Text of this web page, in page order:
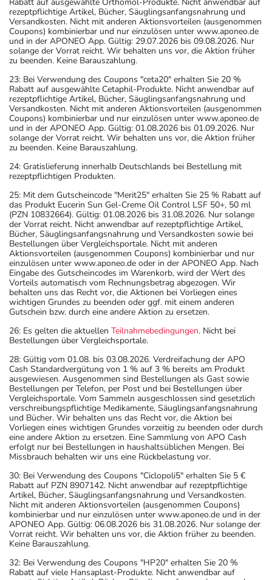
rezeptpflichtige Artikel, Bücher, Säuglingsanfangsnahrung und
Versandkosten. Nicht mit anderen Aktionsvorteilen (ausgenommen
Coupons) kombinierbar und nur einzulösen unter www.aponeo.de
und in der APONEO App. Gültig: 29.07.2026 bis 09.08.2026. Nur
solange der Vorrat reicht. Wir behalten uns vor, die Aktion früher
zu beenden. Keine Barauszahlung.
23: Bei Verwendung des Coupons "ceta20" erhalten Sie 20 %
Rabatt auf ausgewählte Cetaphil-Produkte. Nicht anwendbar auf
rezeptpflichtige Artikel, Bücher, Säuglingsanfangsnahrung und
Versandkosten. Nicht mit anderen Aktionsvorteilen (ausgenommen
Coupons) kombinierbar und nur einzulösen unter www.aponeo.de
und in der APONEO App. Gültig: 01.08.2026 bis 01.09.2026. Nur
solange der Vorrat reicht. Wir behalten uns vor, die Aktion früher
zu beenden. Keine Barauszahlung.
24: Gratislieferung innerhalb Deutschlands bei Bestellung mit
rezeptpflichtigen Produkten.
25: Mit dem Gutscheincode "Merit25" erhalten Sie 25 % Rabatt auf
das Produkt Eucerin Sun Gel-Creme Oil Control LSF 50+, 50 ml
(PZN 10832664). Gültig: 01.08.2026 bis 31.08.2026. Nur solange
der Vorrat reicht. Nicht anwendbar auf rezeptpflichtige Artikel,
Bücher, Säuglingsanfangsnahrung und Versandkosten sowie bei
Bestellungen über Vergleichsportale. Nicht mit anderen
Aktionsvorteilen (ausgenommen Coupons) kombinierbar und nur
einzulösen unter www.aponeo.de oder in der APONEO App. Nach
Eingabe des Gutscheincodes im Warenkorb, wird der Wert des
Vorteils automatisch vom Rechnungsbetrag abgezogen. Wir
behalten uns das Recht vor, die Aktionen bei Vorliegen eines
wichtigen Grundes zu beenden oder ggf. mit einem anderen
Gutschein bzw. durch eine andere Aktion zu ersetzen.
26: Es gelten die aktuellen Teilnahmebedingungen. Nicht bei
Bestellungen über Vergleichsportale.
28: Gültig vom 01.08. bis 03.08.2026. Verdreifachung der APO
Cash Standardvergütung von 1 % auf 3 % bereits am Produkt
ausgewiesen. Ausgenommen sind Bestellungen als Gast sowie
Bestellungen per Telefon, per Post und bei Bestellungen über
Vergleichsportale. Vom Sammeln ausgeschlossen sind gesetzlich
verschreibungspflichtige Medikamente, Säuglingsanfangsnahrung
und Bücher. Wir behalten uns das Recht vor, die Aktion bei
Vorliegen eines wichtigen Grundes vorzeitig zu beenden oder durch
eine andere Aktion zu ersetzen. Eine Sammlung von APO Cash
erfolgt nur bei Bestellungen in haushaltsüblichen Mengen. Bei
Missbrauch behalten wir uns eine Rückbelastung vor.
30: Bei Verwendung des Coupons "Ciclopoli5" erhalten Sie 5 €
Rabatt auf PZN 8907142. Nicht anwendbar auf rezeptpflichtige
Artikel, Bücher, Säuglingsanfangsnahrung und Versandkosten.
Nicht mit anderen Aktionsvorteilen (ausgenommen Coupons)
kombinierbar und nur einzulösen unter www.aponeo.de und in der
APONEO App. Gültig: 06.08.2026 bis 31.08.2026. Nur solange der
Vorrat reicht. Wir behalten uns vor, die Aktion früher zu beenden.
Keine Barauszahlung.
32: Bei Verwendung des Coupons "HP20" erhalten Sie 20 %
Rabatt auf viele Hansaplast-Produkte. Nicht anwendbar auf